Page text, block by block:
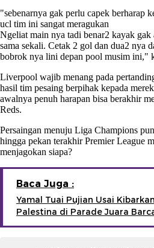
"sebenarnya gak perlu capek berharap
ucl tim ini sangat meragukan
Ngeliat main nya tadi benar2 kayak gak
sama sekali. Cetak 2 gol dan dua2 nya
bobrok nya lini depan pool musim ini,"
Liverpool wajib menang pada
hasil tim pesaing berpihak kepada
awalnya penuh harapan bisa berakhir
Reds.
Persaingan menuju Liga Champions
hingga pekan terakhir Premier League
menjagokan siapa?
Baca Juga :
Yamal Tuai Pujian Usai
Palestina di Parade Juara